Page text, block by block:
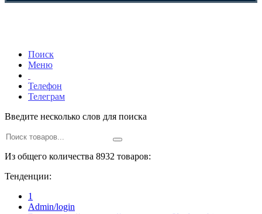
Поиск
Меню
Телефон
Телеграм
Введите несколько слов для поиска
Из общего количества 8932 товаров:
Тенденции:
1
Admin/login